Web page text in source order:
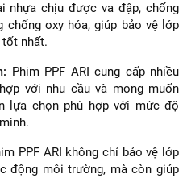
nhựa chịu được va đập, chống
chống oxy hóa, giúp bảo vệ lớp
nhất.
Phim PPF ARI cung cấp nhiều
với nhu cầu và mong muốn
lựa chọn phù hợp với mức độ
PPF ARI không chỉ bảo vệ lớp
động môi trường, mà còn giúp